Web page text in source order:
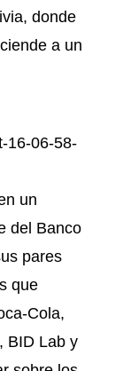
donde
a un
un
del Banco
pares
que
Cola,
BID Lab y